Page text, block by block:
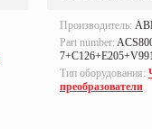
Производитель:
Part number:
Тип оборудования:
преобразователи